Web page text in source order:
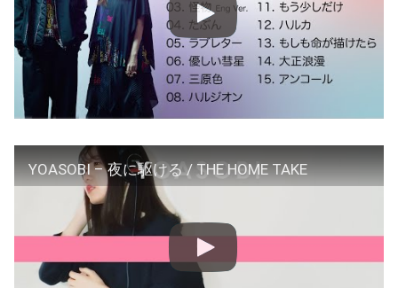
YOASOBI – 夜に駆ける / THE HOME TAKE